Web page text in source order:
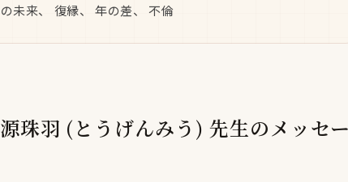
未来、 復縁、 年の差、 不倫
珠羽 (とうげんみう) 先生のメッセー